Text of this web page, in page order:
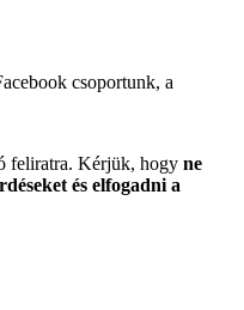
csoportunk, a
feliratra. Kérjük, hogy ne
és elfogadni a